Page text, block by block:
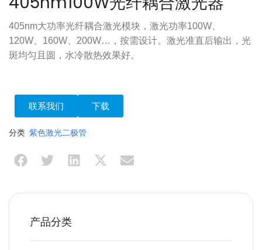
405nm大功率光纤耦合激光模块，激光功率100W、
120W、160W、200W…，按需设计。激光准直后输出，光
斑均匀且圆，水冷散热效果好。
联系我们 下载
分类 紫色激光二极管
产品分类